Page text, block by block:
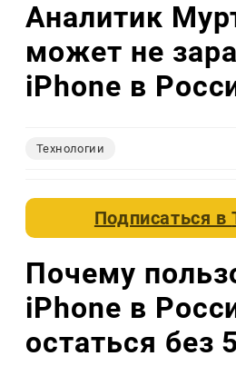
Аналитик
может не
iPhone в
Технологии
Подписаться в
Почему
iPhone в
остаться без